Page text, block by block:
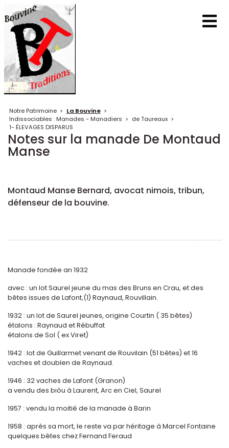
Notre Patrimoine > La Bouvine >
Indissociables : Manades - Manadiers > de Taureaux >
1- ÉLEVAGES DISPARUS
Notes sur la manade De Montaud
Manse
Montaud Manse Bernard, avocat nimois, tribun,
défenseur de la bouvine.
Manade fondée an 1932
avec : un lot Saurel jeune du mas des Bruns en Crau, et des
bêtes issues de Lafont,(1) Raynaud, Rouvillain.
1932 : un lot de Saurel jeunes, origine Courtin ( 35 bêtes)
étalons : Raynaud et Rébuffat
étalons de Sol ( ex Viret)
1942 : lot de Guillarmet venant de Rouvilain (51 bêtes) et 16
vaches et doublen de Raynaud.
1946 : 32 vaches de Lafont (Granon)
a vendu des biòu à Laurent, Arc en Ciel, Saurel
1957 : vendu la moitié de la manade à Barin
1958 : après sa mort, le reste va par héritage à Marcel Fontaine
quelques bêtes chez Fernand Feraud